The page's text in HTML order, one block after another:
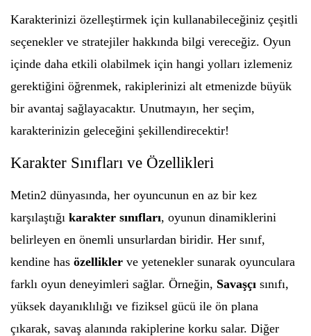
Karakterinizi özelleştirmek için kullanabileceğiniz çeşitli
seçenekler ve stratejiler hakkında bilgi vereceğiz. Oyun
içinde daha etkili olabilmek için hangi yolları izlemeniz
gerektiğini öğrenmek, rakiplerinizi alt etmenizde büyük
bir avantaj sağlayacaktır. Unutmayın, her seçim,
karakterinizin geleceğini şekillendirecektir!
Karakter Sınıfları ve Özellikleri
Metin2 dünyasında, her oyuncunun en az bir kez
karşılaştığı karakter sınıfları, oyunun dinamiklerini
belirleyen en önemli unsurlardan biridir. Her sınıf,
kendine has özellikler ve yetenekler sunarak oyunculara
farklı oyun deneyimleri sağlar. Örneğin, Savaşçı sınıfı,
yüksek dayanıklılığı ve fiziksel gücü ile ön plana
çıkarak, savaş alanında rakiplerine korku salar. Diğer